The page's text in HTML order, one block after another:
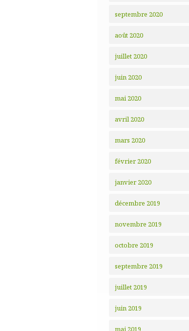
septembre 2020
août 2020
juillet 2020
juin 2020
mai 2020
avril 2020
mars 2020
février 2020
janvier 2020
décembre 2019
novembre 2019
octobre 2019
septembre 2019
juillet 2019
juin 2019
mai 2019